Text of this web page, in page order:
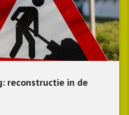
reconstructie in de